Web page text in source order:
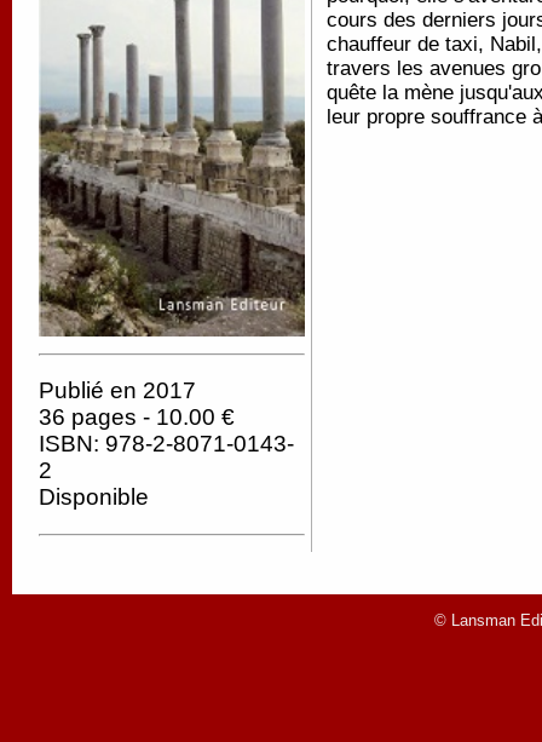
Publié en 2017
36 pages - 10.00 €
ISBN: 978-2-8071-0143-
2
Disponible
cours des derniers
chauffeur de taxi,
travers les avenues
quête la mène
leur propre souffrance
© Lansman